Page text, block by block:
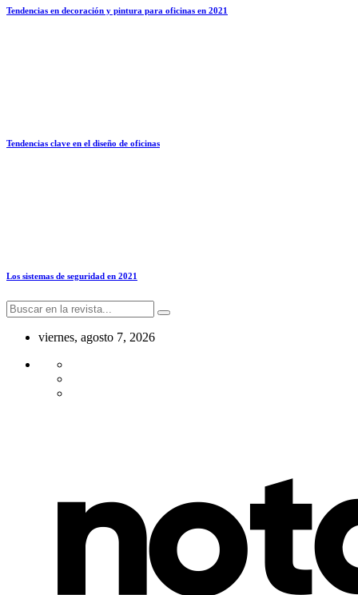
Tendencias en decoración y pintura para oficinas en 2021
Tendencias clave en el diseño de oficinas
Los sistemas de seguridad en 2021
viernes, agosto 7, 2026